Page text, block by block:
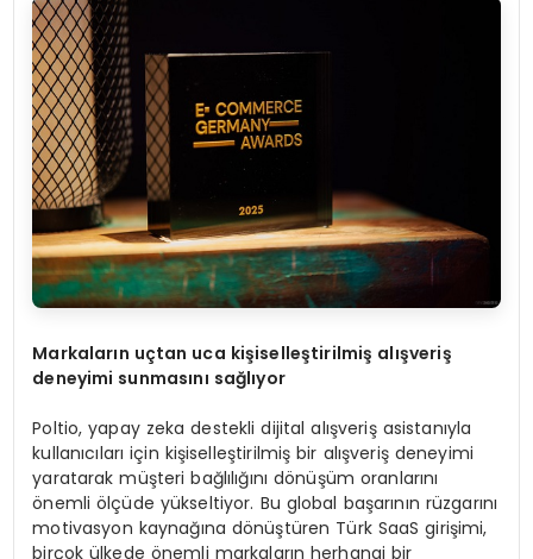
Markaların uçtan uca kişiselleştirilmiş alışveriş
deneyimi sunmasını sağlıyor
Poltio, yapay zeka destekli dijital alışveriş asistanıyla
kullanıcıları için kişiselleştirilmiş bir alışveriş deneyimi
yaratarak müşteri bağlılığını dönüşüm oranlarını
önemli ölçüde yükseltiyor. Bu global başarının rüzgarını
motivasyon kaynağına dönüştüren Türk SaaS girişimi,
birçok ülkede önemli markaların herhangi bir